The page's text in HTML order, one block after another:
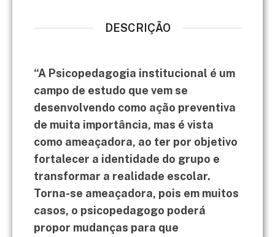
DESCRIÇÃO
“A Psicopedagogia institucional é um
campo de estudo que vem se
desenvolvendo como ação preventiva
de muita importância, mas é vista
como ameaçadora, ao ter por objetivo
fortalecer a identidade do grupo e
transformar a realidade escolar.
Torna-se ameaçadora, pois em muitos
casos, o psicopedagogo poderá
propor mudanças para que